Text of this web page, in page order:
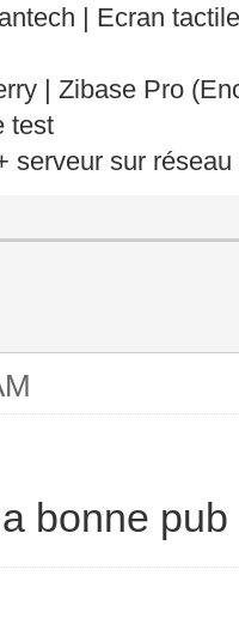
| Ecran
| Zibase Pro
test
serveur sur
bonne pub